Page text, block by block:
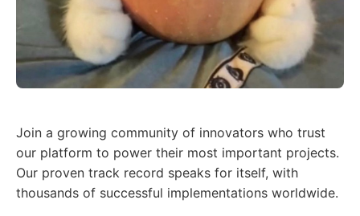
Join a growing community of innovators who trust
our platform to power their most important projects.
Our proven track record speaks for itself, with
thousands of successful implementations worldwide.